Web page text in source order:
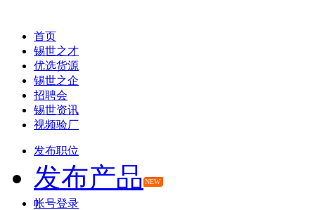
首页
锡世之才
优选货源
锡世之企
招聘会
锡世资讯
视频验厂
发布职位
发布产品 NEW
帐号登录